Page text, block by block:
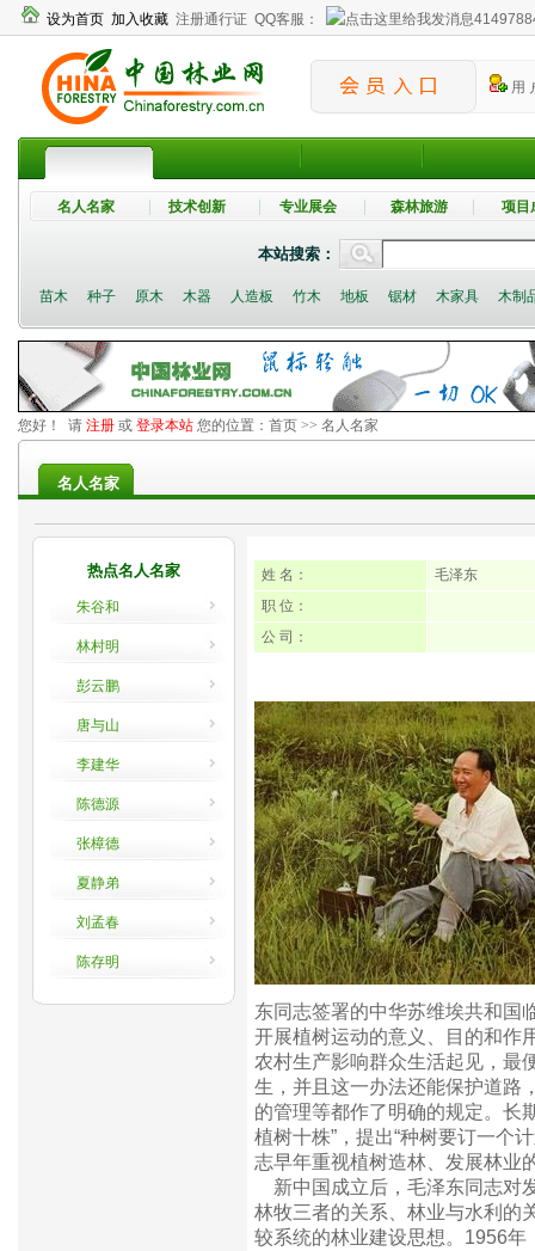
设为首页 加入收藏 注册通行证 QQ客服：
用
名人名家 技术创新 专业展会 森林旅游 项目
本站搜索：
苗木 种子 原木 木器 人造板 竹木 地板 锯材 木家具 木制
您好！ 请 注册 或 登录本站 您的位置： 首页 >> 名人名家
名人名家
热点名人名家
朱谷和
林村明
彭云鹏
唐与山
李建华
陈德源
张樟德
夏静弟
刘孟春
陈存明
姓 名：
毛泽东
职 位：
公 司：
东同志签署的中华苏维埃共和国
开展植树运动的意义、目的和作
农村生产影响群众生活起见，最
生，并且这一办法还能保护道路
的管理等都作了明确的规定。长
植树十株”，提出“种树要订一个
志早年重视植树造林、发展林业
新中国成立后，毛泽东同志对
林牧三者的关系、林业与水利的
较系统的林业建设思想。1956